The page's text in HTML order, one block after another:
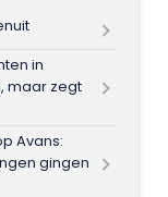
in
maar zegt
Avans:
gingen